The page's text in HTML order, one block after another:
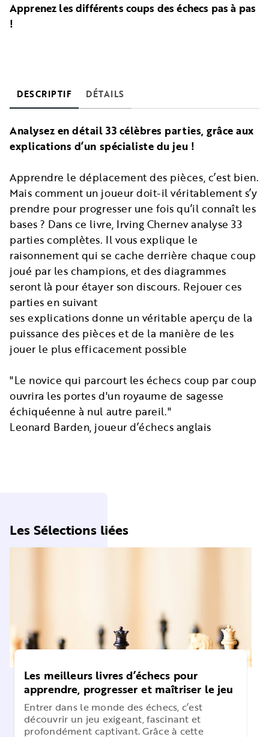
Apprenez les différents coups des échecs pas à pas
!
DESCRIPTIF DÉTAILS
Analysez en détail 33 célèbres parties, grâce aux
explications d’un spécialiste du jeu !
Apprendre le déplacement des pièces, c’est bien.
Mais comment un joueur doit-il véritablement s’y
prendre pour progresser une fois qu’il connaît les
bases ? Dans ce livre, Irving Chernev analyse 33
parties complètes. Il vous explique le
raisonnement qui se cache derrière chaque coup
joué par les champions, et des diagrammes
seront là pour étayer son discours. Rejouer ces
parties en suivant
ses explications donne un véritable aperçu de la
puissance des pièces et de la manière de les
jouer le plus efficacement possible
"Le novice qui parcourt les échecs coup par coup
ouvrira les portes d'un royaume de sagesse
échiquéenne à nul autre pareil."
Leonard Barden, joueur d’échecs anglais
Les Sélections liées
Les meilleurs livres d’échecs pour
apprendre, progresser et maîtriser le jeu
Entrer dans le monde des échecs, c’est
découvrir un jeu exigeant, fascinant et
profondément captivant. Grâce à cette